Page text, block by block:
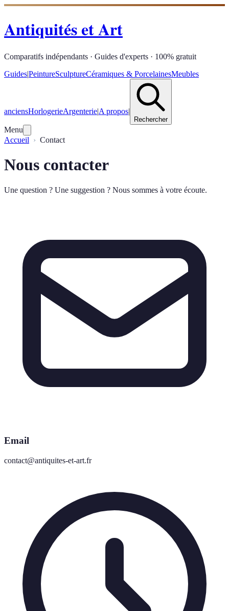
Antiquités et Art
Comparatifs indépendants · Guides d'experts · 100% gratuit
Guides|PeintureSculptureCéramiques & PorcelainesMeubles
anciensHorlogerieArgenterie|A propos|
Rechercher
Menu
Accueil
Contact
Nous contacter
Une question ? Une suggestion ? Nous sommes à votre écoute.
Email
contact@antiquites-et-art.fr